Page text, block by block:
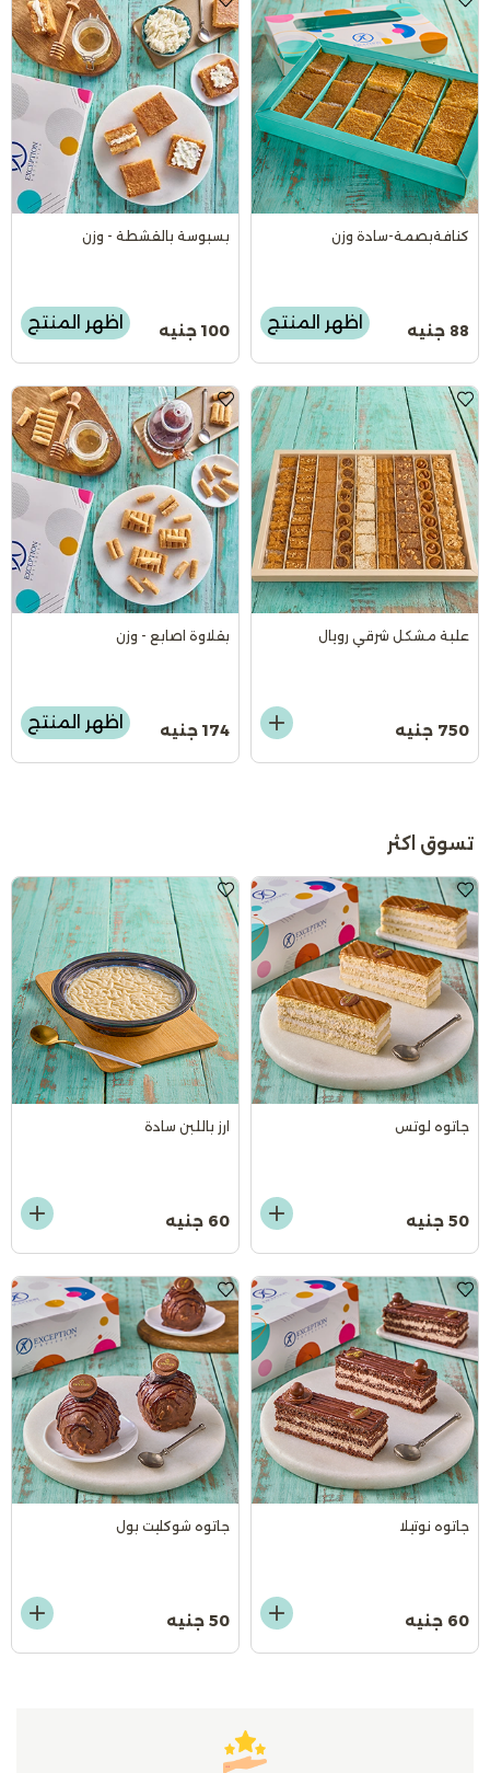
كنافةبصمة-سادة وزن
88 جنيه اظهر المنتج
بسبوسة بالقشطة - وزن
100 جنيه اظهر المنتج
علبة مشكل شرقي رويال
750 جنيه
بقلاوة اصابع - وزن
174 جنيه اظهر المنتج
تسوق اكثر
جاتوه لوتس
50 جنيه
ارز باللبن سادة
60 جنيه
جاتوه نوتيلا
60 جنيه
جاتوه شوكليت بول
50 جنيه